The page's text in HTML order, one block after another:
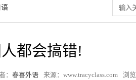
都会搞错!
： 春喜外语 来源：www.tracyclass.com 浏览